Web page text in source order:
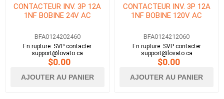
CONTACTEUR INV. 3P 12A
1NF BOBINE 24V AC
BFA0124202460
En rupture: SVP contacter
support@lovato.ca
$0.00
AJOUTER AU PANIER
CONTACTEUR INV. 3P 12A
1NF BOBINE 120V AC
BFA0124212060
En rupture: SVP contacter
support@lovato.ca
$0.00
AJOUTER AU PANIER